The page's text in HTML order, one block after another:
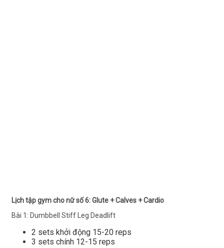
Lịch tập gym cho nữ số 6: Glute + Calves + Cardio
Bài 1: Dumbbell Stiff Leg Deadlift
2 sets khởi động 15-20 reps
3 sets chính 12-15 reps